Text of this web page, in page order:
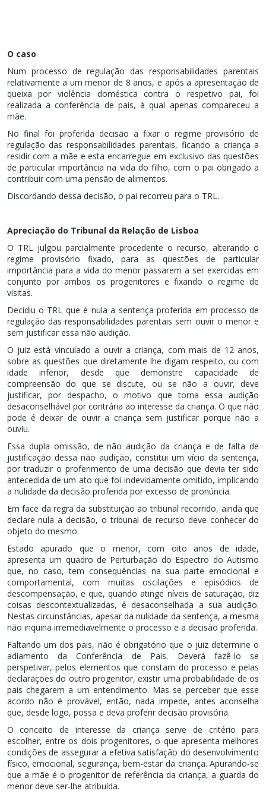
O caso
Num processo de regulação das responsabilidades parentais
relativamente a um menor de 8 anos, e após a apresentação de
queixa por violência doméstica contra o respetivo pai, foi
realizada a conferência de pais, à qual apenas compareceu a
mãe.
No final foi proferida decisão a fixar o regime provisório de
regulação das responsabilidades parentais, ficando a criança a
residir com a mãe e esta encarregue em exclusivo das questões
de particular importância na vida do filho, com o pai obrigado a
contribuir com uma pensão de alimentos.
Discordando dessa decisão, o pai recorreu para o TRL.
Apreciação do Tribunal da Relação de Lisboa
O TRL julgou parcialmente procedente o recurso, alterando o
regime provisório fixado, para as questões de particular
importância para a vida do menor passarem a ser exercidas em
conjunto por ambos os progenitores e fixando o regime de
visitas.
Decidiu o TRL que é nula a sentença proferida em processo de
regulação das responsabilidades parentais sem ouvir o menor e
sem justificar essa não audição.
O juiz está vinculado a ouvir a criança, com mais de 12 anos,
sobre as questões que diretamente lhe digam respeito, ou com
idade inferior, desde que demonstre capacidade de
compreensão do que se discute, ou se não a ouvir, deve
justificar, por despacho, o motivo que torna essa audição
desaconselhável por contrária ao interesse da criança. O que não
pode é deixar de ouvir a criança sem justificar porque não a
ouviu.
Essa dupla omissão, de não audição da criança e de falta de
justificação dessa não audição, constitui um vício da sentença,
por traduzir o proferimento de uma decisão que devia ter sido
antecedida de um ato que foi indevidamente omitido, implicando
a nulidade da decisão proferida por excesso de pronúncia.
Em face da regra da substituição ao tribunal recorrido, ainda que
declare nula a decisão, o tribunal de recurso deve conhecer do
objeto do mesmo.
Estado apurado que o menor, com oito anos de idade,
apresenta um quadro de Perturbação do Espectro do Autismo
que, no caso, tem consequências na sua parte emocional e
comportamental, com muitas oscilações e episódios de
descompensação, e que, quando atinge níveis de saturação, diz
coisas descontextualizadas, é desaconselhada a sua audição.
Nestas circunstâncias, apesar da nulidade da sentença, a mesma
não inquina irremediavelmente o processo e a decisão proferida.
Faltando um dos pais, não é obrigatório que o juiz determine o
adiamento da Conferência de Pais. Deverá fazê-lo se
perspetivar, pelos elementos que constam do processo e pelas
declarações do outro progenitor, existir uma probabilidade de os
pais chegarem a um entendimento. Mas se perceber que esse
acordo não é provável, então, nada impede, antes aconselha
que, desde logo, possa e deva proferir decisão provisória.
O conceito de interesse da criança serve de critério para
escolher, entre os dois progenitores, o que apresenta melhores
condições de assegurar a efetiva satisfação do desenvolvimento
físico, emocional, segurança, bem-estar da criança. Apurando-se
que a mãe é o progenitor de referência da criança, a guarda do
menor deve ser-lhe atribuída.